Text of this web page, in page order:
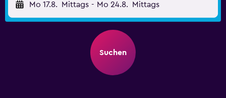
Mo 17.8. Mittags - Mo 24.8. Mittags
Suchen